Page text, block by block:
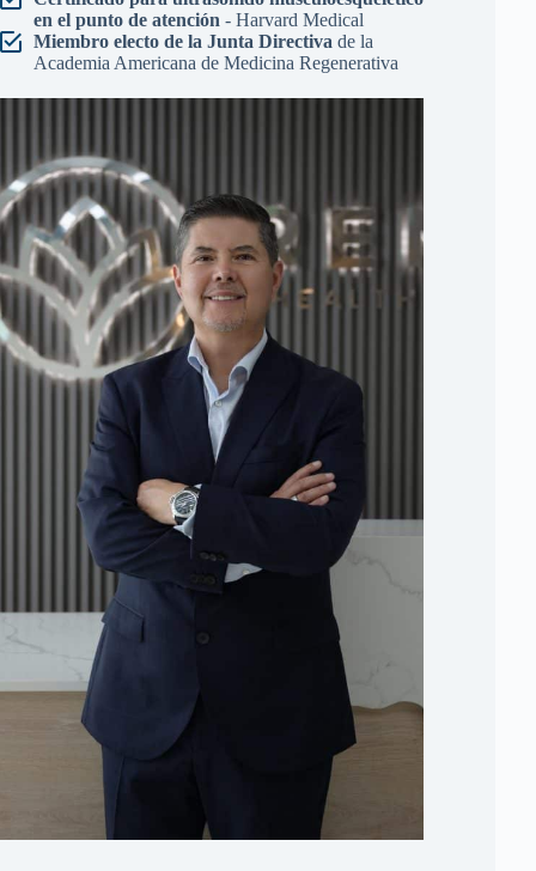
en el punto de atención - Harvard Medical
Miembro electo de la Junta Directiva de la
Academia Americana de Medicina Regenerativa